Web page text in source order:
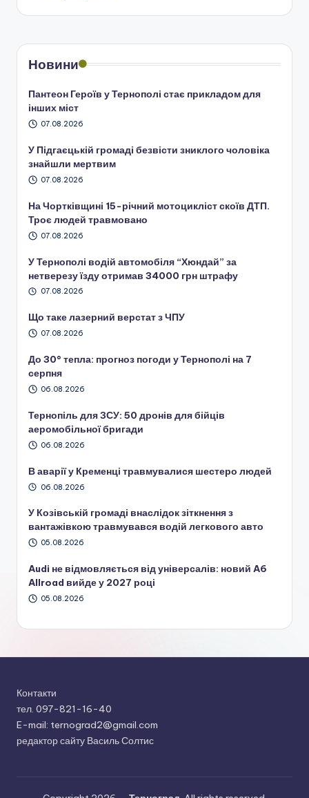
Новини
Пантеон Героїв у Тернополі стає прикладом для
інших міст
07.08.2026
У Підгаєцькій громаді безвісти зниклого чоловіка
знайшли мертвим
07.08.2026
На Чортківщині 15-річний мотоцикліст скоїв ДТП.
Троє людей травмовано
07.08.2026
У Тернополі водій автомобіля “Хюндай” за
нетверезу їзду отримав 34000 грн штрафу
07.08.2026
Що таке лазерний верстат з ЧПУ
07.08.2026
До 30° тепла: прогноз погоди у Тернополі на 7
серпня
06.08.2026
Тернопіль для ЗСУ: 50 дронів для бійців
аеромобільної бригади
06.08.2026
В аварії у Кременці травмувалися шестеро людей
06.08.2026
У Козівській громаді внаслідок зіткнення з
вантажівкою травмувався водій легкового авто
05.08.2026
Audi не відмовляється від універсалів: новий A6
Allroad вийде у 2027 році
05.08.2026
Контакти
тел. 097-821-16-40
E-mail: ternograd2@gmail.com
редактор сайту Василь Солтис